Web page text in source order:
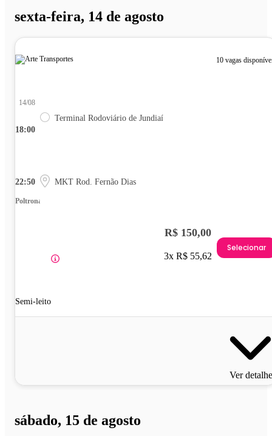
sexta-feira, 14 de agosto
10 vagas
18:00
14/08
Terminal Rodoviário de Jundiaí
22:50 MKT Rod. Fernão Dias
Poltrona
Semi-leito
R$ 150,00
3x R$ 55,62
Selecionar
Ver
sábado, 15 de agosto